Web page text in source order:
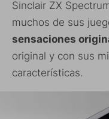
Sinclair ZX
muchos de sus
sensaciones
original y con sus
características.